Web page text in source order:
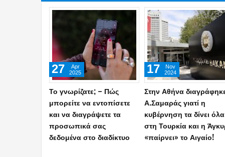
Διαγράφεται από τη ΝΔ ο
Μ.Ταμήλος μετά τις
εμετικές δηλώσεις του για
τη σφαγή στα Τέμπη που
ισοπέδωνε τους απλούς
26
Mar
2024
Α.Γεωργιάδης:
«Αποσύρονται τα
πρόστιμα σε όσους άνω
των 60 ετών δεν
εμβολιάστηκαν για τον
10
Jan
2024